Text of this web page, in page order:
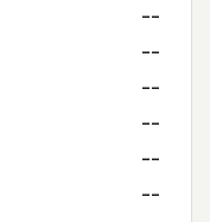
--
--
--
--
--
--